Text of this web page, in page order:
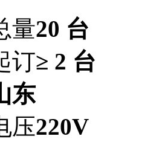
量20 台
订≥ 2 台
东
压220V